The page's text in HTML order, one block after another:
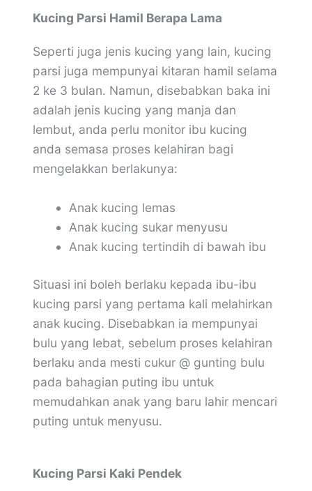
Kucing Parsi Hamil Berapa Lama
Seperti juga jenis kucing yang lain, kucing
parsi juga mempunyai kitaran hamil selama
2 ke 3 bulan. Namun, disebabkan baka ini
adalah jenis kucing yang manja dan
lembut, anda perlu monitor ibu kucing
anda semasa proses kelahiran bagi
mengelakkan berlakunya:
Anak kucing lemas
Anak kucing sukar menyusu
Anak kucing tertindih di bawah ibu
Situasi ini boleh berlaku kepada ibu-ibu
kucing parsi yang pertama kali melahirkan
anak kucing. Disebabkan ia mempunyai
bulu yang lebat, sebelum proses kelahiran
berlaku anda mesti cukur @ gunting bulu
pada bahagian puting ibu untuk
memudahkan anak yang baru lahir mencari
puting untuk menyusu.
Kucing Parsi Kaki Pendek